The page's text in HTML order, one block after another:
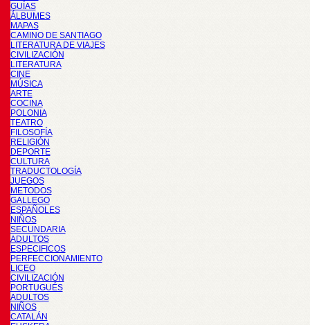
GUÍAS
ÁLBUMES
MAPAS
CAMINO DE SANTIAGO
LITERATURA DE VIAJES
CIVILIZACIÓN
LITERATURA
CINE
MÚSICA
ARTE
COCINA
POLONIA
TEATRO
FILOSOFÍA
RELIGIÓN
DEPORTE
CULTURA
TRADUCTOLOGÍA
JUEGOS
METODOS
GALLEGO
ESPAÑOLES
NIÑOS
SECUNDARIA
ADULTOS
ESPECIFICOS
PERFECCIONAMIENTO
LICEO
CIVILIZACIÓN
PORTUGUÉS
ADULTOS
NIÑOS
CATALÁN